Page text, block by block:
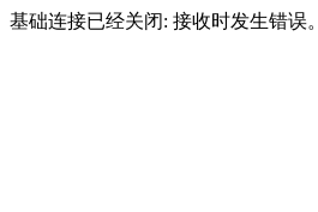
基础连接已经关闭: 接收时发生错误。